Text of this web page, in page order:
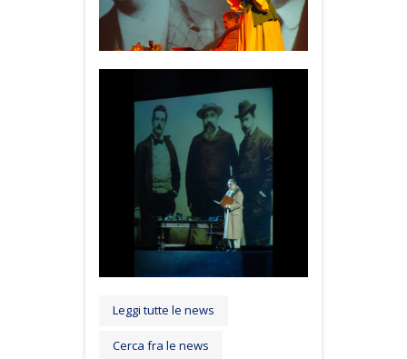
Leggi tutte le news
Cerca fra le news